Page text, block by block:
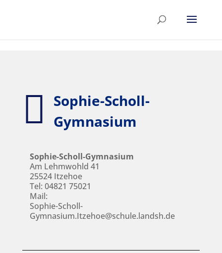

Sophie-Scholl-
Gymnasium
Sophie-Scholl-Gymnasium
Am Lehmwohld 41
25524 Itzehoe
Tel: 04821 75021
Mail:
Sophie-Scholl-
Gymnasium.Itzehoe@schule.landsh.de